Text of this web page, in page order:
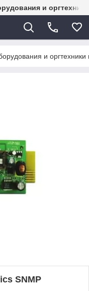
и
и
SNMP